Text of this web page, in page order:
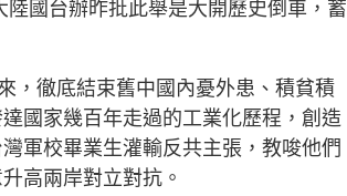
國台辦昨批此舉是大開歷史倒車，蓄
，徹底結束舊中國內憂外患、積貧積
國家幾百年走過的工業化歷程，創造
軍校畢業生灌輸反共主張，教唆他們
高兩岸對立對抗。